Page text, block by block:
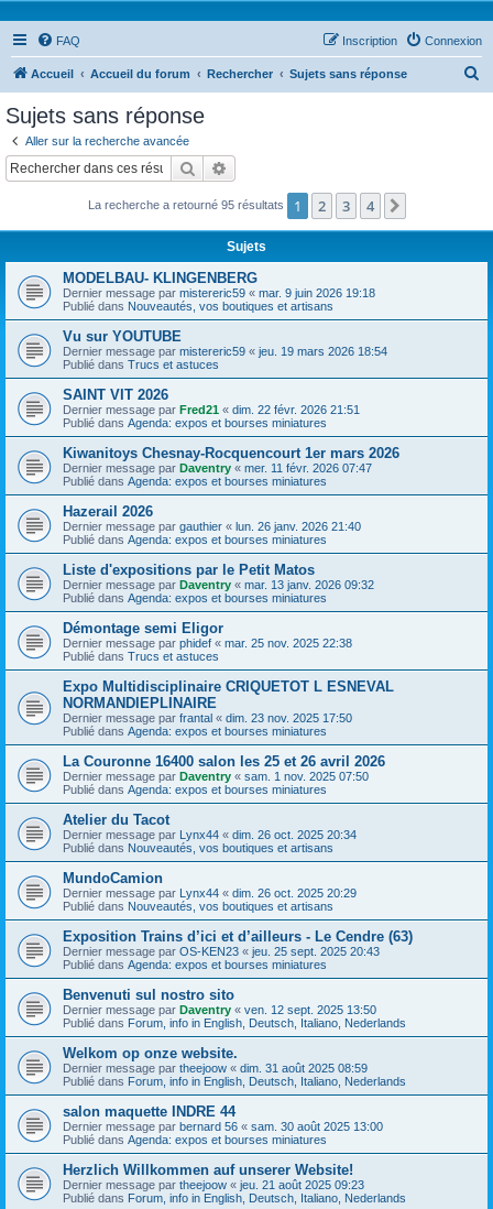
FAQ Connexion
Inscription
Accueil Accueil du forum Rechercher Sujets sans réponse
c
Sujets sans réponse
Aller sur la recherche avancée
Rechercher
La recherche a retourné 95 résultats 1 2 3 4
Sujets
MODELBAU- KLINGENBERG
Dernier message par mistereric59 « mar. 9 juin 2026 19:18
Publié dans Nouveautés, vos boutiques et artisans
Vu sur YOUTUBE
Dernier message par mistereric59 « jeu. 19 mars 2026 18:54
Publié dans Trucs et astuces
SAINT VIT 2026
Dernier message par Fred21 « dim. 22 févr. 2026 21:51
Publié dans Agenda: expos et bourses miniatures
Kiwanitoys Chesnay-Rocquencourt 1er mars 2026
Dernier message par Daventry « mer. 11 févr. 2026 07:47
Publié dans Agenda: expos et bourses miniatures
Hazerail 2026
Dernier message par gauthier « lun. 26 janv. 2026 21:40
Publié dans Agenda: expos et bourses miniatures
Liste d'expositions par le Petit Matos
Dernier message par Daventry « mar. 13 janv. 2026 09:32
Publié dans Agenda: expos et bourses miniatures
Démontage semi Eligor
Dernier message par phidef « mar. 25 nov. 2025 22:38
Publié dans Trucs et astuces
Expo Multidisciplinaire CRIQUETOT L ESNEVAL
NORMANDIEPLINAIRE
Dernier message par frantal « dim. 23 nov. 2025 17:50
Publié dans Agenda: expos et bourses miniatures
La Couronne 16400 salon les 25 et 26 avril 2026
Dernier message par Daventry « sam. 1 nov. 2025 07:50
Publié dans Agenda: expos et bourses miniatures
Atelier du Tacot
Dernier message par Lynx44 « dim. 26 oct. 2025 20:34
Publié dans Nouveautés, vos boutiques et artisans
MundoCamion
Dernier message par Lynx44 « dim. 26 oct. 2025 20:29
Publié dans Nouveautés, vos boutiques et artisans
Exposition Trains d’ici et d’ailleurs - Le Cendre (63)
Dernier message par OS-KEN23 « jeu. 25 sept. 2025 20:43
Publié dans Agenda: expos et bourses miniatures
Benvenuti sul nostro sito
Dernier message par Daventry « ven. 12 sept. 2025 13:50
Publié dans Forum, info in English, Deutsch, Italiano, Nederlands
Welkom op onze website.
Dernier message par theejoow « dim. 31 août 2025 08:59
Publié dans Forum, info in English, Deutsch, Italiano, Nederlands
salon maquette INDRE 44
Dernier message par bernard 56 « sam. 30 août 2025 13:00
Publié dans Agenda: expos et bourses miniatures
Herzlich Willkommen auf unserer Website!
Dernier message par theejoow « jeu. 21 août 2025 09:23
Publié dans Forum, info in English, Deutsch, Italiano, Nederlands